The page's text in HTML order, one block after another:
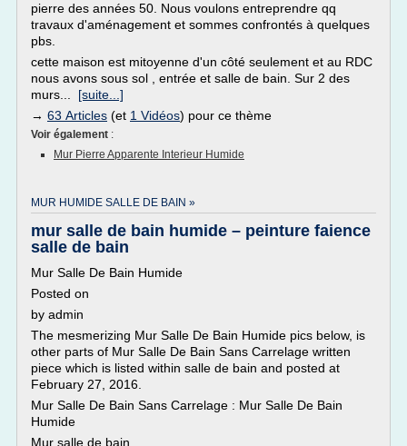
pierre des années 50. Nous voulons entreprendre qq
travaux d'aménagement et sommes confrontés à quelques
pbs.
cette maison est mitoyenne d'un côté seulement et au RDC
nous avons sous sol , entrée et salle de bain. Sur 2 des
murs... [suite...]
→ 63 Articles (et 1 Vidéos) pour ce thème
Voir également :
Mur Pierre Apparente Interieur Humide
MUR HUMIDE SALLE DE BAIN »
mur salle de bain humide – peinture faience
salle de bain
Mur Salle De Bain Humide
Posted on
by admin
The mesmerizing Mur Salle De Bain Humide pics below, is
other parts of Mur Salle De Bain Sans Carrelage written
piece which is listed within salle de bain and posted at
February 27, 2016.
Mur Salle De Bain Sans Carrelage : Mur Salle De Bain
Humide
Mur salle de bain